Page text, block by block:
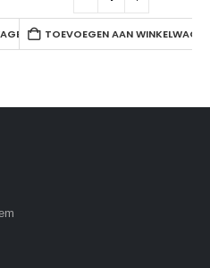
TOEVOEGEN AAN